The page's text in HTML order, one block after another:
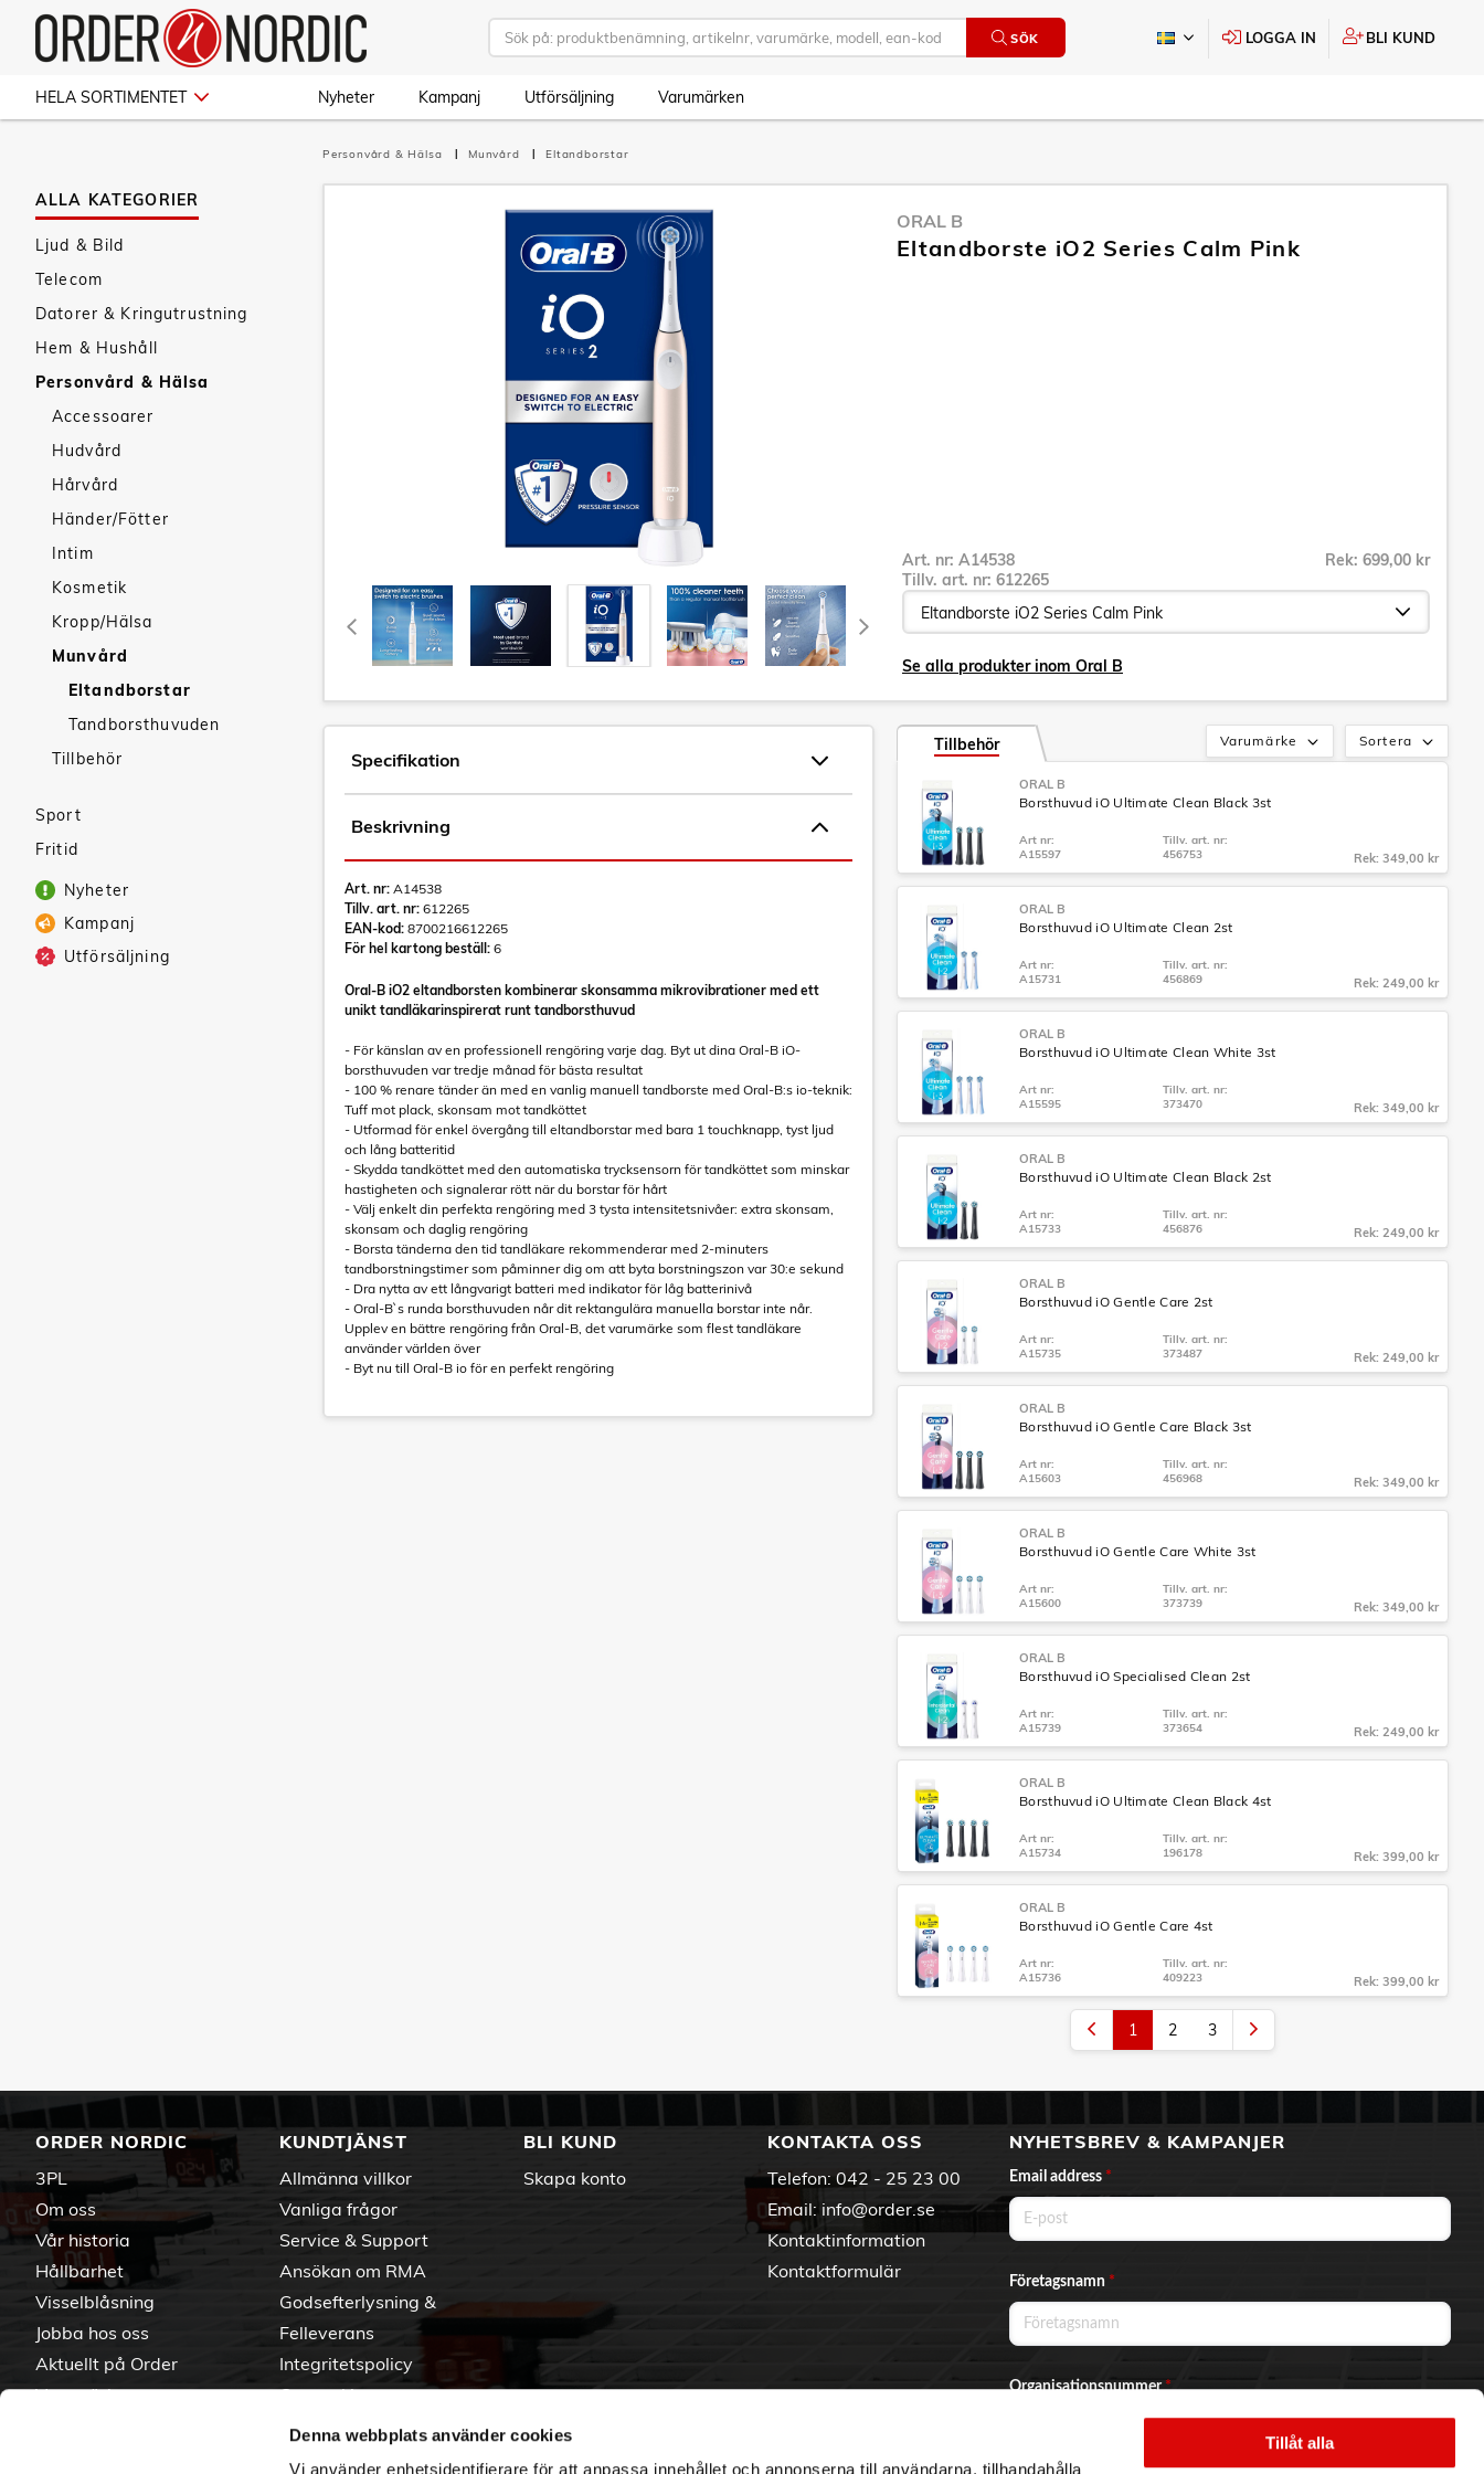
Denna webbplats använder cookies
Vi använder enhetsidentifierare för att anpassa innehållet och annonserna till användarna, tillhandahålla
Tillåt alla
SÖK LOGGA IN BLI KUND
HELA SORTIMENTET Nyheter Kampanj Utförsäljning Varumärken
ALLA KATEGORIER
Ljud & Bild
Telecom
Datorer & Kringutrustning
Hem & Hushåll
Personvård & Hälsa
Accessoarer
Hudvård
Hårvård
Händer/Fötter
Intim
Kosmetik
Kropp/Hälsa
Munvård
Eltandborstar
Tandborsthuvuden
Tillbehör
Sport
Fritid
Nyheter
Kampanj
Utförsäljning
Personvård & Hälsa Munvård Eltandborstar
ORAL B
Eltandborste iO2 Series Calm Pink
Art. nr: A14538
Tillv. art. nr: 612265
Rek: 699,00 kr
Se alla produkter inom Oral B
Specifikation
Beskrivning
Art. nr: A14538
Tillv. art. nr: 612265
EAN-kod: 8700216612265
För hel kartong beställ: 6
Oral-B iO2 eltandborsten kombinerar skonsamma mikrovibrationer med ett
unikt tandläkarinspirerat runt tandborsthuvud
- För känslan av en professionell rengöring varje dag. Byt ut dina Oral-B iO-
borsthuvuden var tredje månad för bästa resultat
- 100 % renare tänder än med en vanlig manuell tandborste med Oral-B:s io-teknik:
Tuff mot plack, skonsam mot tandköttet
- Utformad för enkel övergång till eltandborstar med bara 1 touchknapp, tyst ljud
och lång batteritid
- Skydda tandköttet med den automatiska trycksensorn för tandköttet som minskar
hastigheten och signalerar rött när du borstar för hårt
- Välj enkelt din perfekta rengöring med 3 tysta intensitetsnivåer: extra skonsam,
skonsam och daglig rengöring
- Borsta tänderna den tid tandläkare rekommenderar med 2-minuters
tandborstningstimer som påminner dig om att byta borstningszon var 30:e sekund
- Dra nytta av ett långvarigt batteri med indikator för låg batterinivå
- Oral-B`s runda borsthuvuden når dit rektangulära manuella borstar inte når.
Upplev en bättre rengöring från Oral-B, det varumärke som flest tandläkare
använder världen över
- Byt nu till Oral-B io för en perfekt rengöring
Sortera
Varumärke
Tillbehör
ORAL B
Borsthuvud iO Ultimate Clean Black 3st
Art nr:
A15597
Tillv. art. nr:
456753
Rek: 349,00 kr
ORAL B
Borsthuvud iO Ultimate Clean 2st
Art nr:
A15731
Tillv. art. nr:
456869
Rek: 249,00 kr
ORAL B
Borsthuvud iO Ultimate Clean White 3st
Art nr:
A15595
Tillv. art. nr:
373470
Rek: 349,00 kr
ORAL B
Borsthuvud iO Ultimate Clean Black 2st
Art nr:
A15733
Tillv. art. nr:
456876
Rek: 249,00 kr
ORAL B
Borsthuvud iO Gentle Care 2st
Art nr:
A15735
Tillv. art. nr:
373487
Rek: 249,00 kr
ORAL B
Borsthuvud iO Gentle Care Black 3st
Art nr:
A15603
Tillv. art. nr:
456968
Rek: 349,00 kr
ORAL B
Borsthuvud iO Gentle Care White 3st
Art nr:
A15600
Tillv. art. nr:
373739
Rek: 349,00 kr
ORAL B
Borsthuvud iO Specialised Clean 2st
Art nr:
A15739
Tillv. art. nr:
373654
Rek: 249,00 kr
ORAL B
Borsthuvud iO Ultimate Clean Black 4st
Art nr:
A15734
Tillv. art. nr:
196178
Rek: 399,00 kr
ORAL B
Borsthuvud iO Gentle Care 4st
Art nr:
A15736
Tillv. art. nr:
409223
Rek: 399,00 kr
1 2 3
ORDER NORDIC
3PL
Om oss
Vår historia
Hållbarhet
Visselblåsning
Jobba hos oss
Aktuellt på Order
Varumärken
KUNDTJÄNST
Allmänna villkor
Vanliga frågor
Service & Support
Ansökan om RMA
Godsefterlysning &
Felleverans
Integritetspolicy
Om cookies
BLI KUND
Skapa konto
KONTAKTA OSS
Telefon: 042 - 25 23 00
Email: info@order.se
Kontaktinformation
Kontaktformulär
NYHETSBREV & KAMPANJER
Email address *
Företagsnamn *
Organisationsnummer*